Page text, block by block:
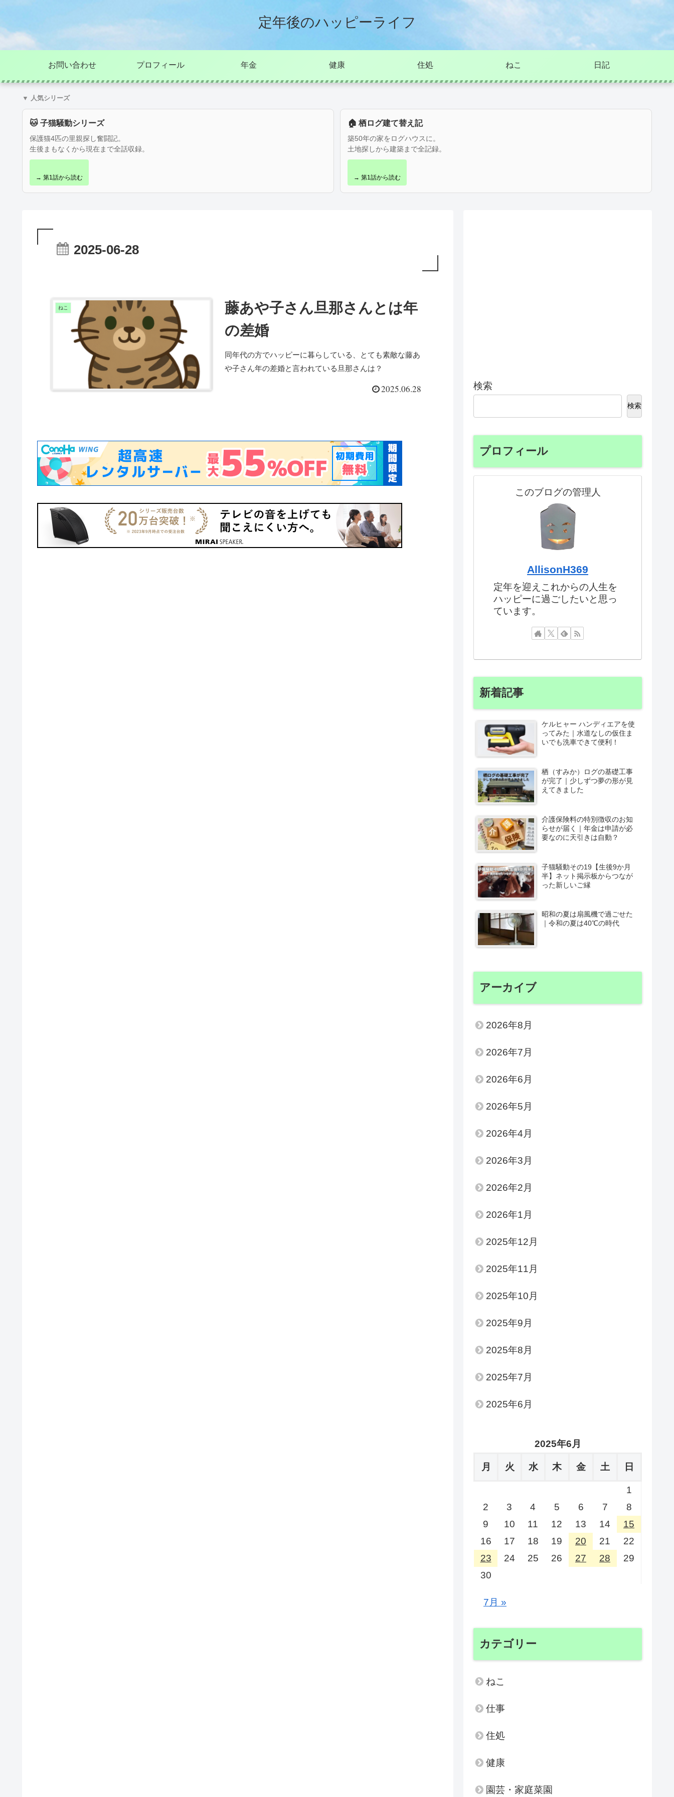
定年後のハッピーライフ
お問い合わせ プロフィール 年金 健康 住処 ねこ 日記
▼ 人気シリーズ
🐱 子猫騒動シリーズ
保護猫4匹の里親探し奮闘記。
生後まもなくから現在まで全話収録。
→ 第1話から読む
🏠 栖ログ建て替え記
築50年の家をログハウスに。
土地探しから建築まで全記録。
→ 第1話から読む
2025-06-28
ねこ
藤あや子さん旦那さんとは年
の差婚
同年代の方でハッピーに暮らしている、とても素敵な藤あ
や子さん年の差婚と言われている旦那さんは？
2025.06.28 検索
検索
プロフィール
このブログの管理人
AllisonH369
定年を迎えこれからの人生を
ハッピーに過ごしたいと思っ
ています。
新着記事
ケルヒャー ハンディエアを使
ってみた｜水道なしの仮住ま
いでも洗車できて便利！
栖（すみか）ログの基礎工事
が完了｜少しずつ夢の形が見
えてきました
介護保険料の特別徴収のお知
らせが届く｜年金は申請が必
要なのに天引きは自動？
子猫騒動その19【生後9か月
半】ネット掲示板からつなが
った新しいご縁
昭和の夏は扇風機で過ごせた
｜令和の夏は40℃の時代
アーカイブ
2026年8月
2026年7月
2026年6月
2026年5月
2026年4月
2026年3月
2026年2月
2026年1月
2025年12月
2025年11月
2025年10月
2025年9月
2025年8月
2025年7月
2025年6月
2025年6月
月 火 水 木 金 土 日
1
2
3 4 5 6 7
8
9
10 11 12 13 14
15
16
17 18 19 20 21
22
23
24 25 26 27 28
29
30
7月 »
カテゴリー
ねこ
仕事
住処
健康
園芸・家庭菜園